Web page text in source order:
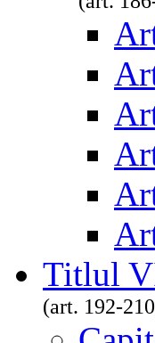
Titlul
(art. 192-